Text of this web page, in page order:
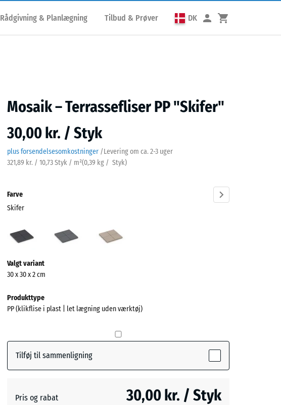
Rådgivning & Planlægning Tilbud & Prøver DK
Mosaik – Terrassefliser PP "Skifer"
30,00 kr. / Styk
plus forsendelsesomkostninger /Levering om ca. 2-3 uger
321,89 kr. / 10,73 Styk / m²(0,39 kg / Styk)
Farve
Skifer
(active)
information
om
farverne?
Vis
Skifer(active)
Valgt variant
30 x 30 x 2 cm
Produkttype
PP (klikflise i plast | let lægning uden værktøj)
Tilføj til sammenligning
Pris og rabat 30,00 kr. / Styk